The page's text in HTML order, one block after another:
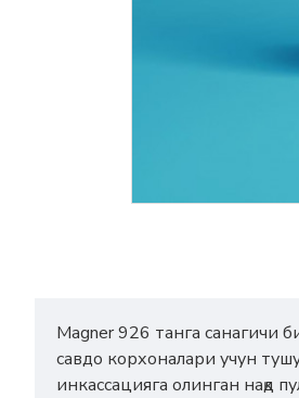
Magner 926 танга санагичи
савдо корхоналари учун
инкассацияга олинган нақд